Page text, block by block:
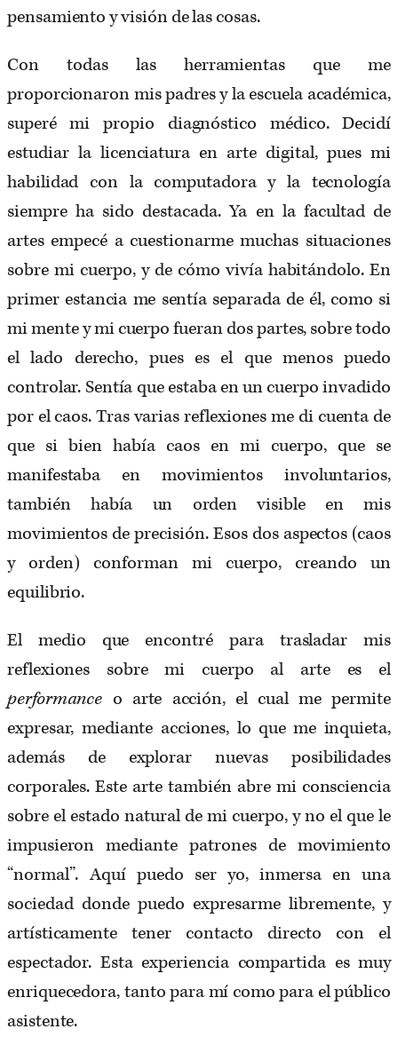
pensamiento y visión de las cosas.
Con todas las herramientas que me
proporcionaron mis padres y la escuela académica,
superé mi propio diagnóstico médico. Decidí
estudiar la licenciatura en arte digital, pues mi
habilidad con la computadora y la tecnología
siempre ha sido destacada. Ya en la facultad de
artes empecé a cuestionarme muchas situaciones
sobre mi cuerpo, y de cómo vivía habitándolo. En
primer estancia me sentía separada de él, como si
mi mente y mi cuerpo fueran dos partes, sobre todo
el lado derecho, pues es el que menos puedo
controlar. Sentía que estaba en un cuerpo invadido
por el caos. Tras varias reflexiones me di cuenta de
que si bien había caos en mi cuerpo, que se
manifestaba en movimientos involuntarios,
también había un orden visible en mis
movimientos de precisión. Esos dos aspectos (caos
y orden) conforman mi cuerpo, creando un
equilibrio.
El medio que encontré para trasladar mis
reflexiones sobre mi cuerpo al arte es el
performance o arte acción, el cual me permite
expresar, mediante acciones, lo que me inquieta,
además de explorar nuevas posibilidades
corporales. Este arte también abre mi consciencia
sobre el estado natural de mi cuerpo, y no el que le
impusieron mediante patrones de movimiento
“normal”. Aquí puedo ser yo, inmersa en una
sociedad donde puedo expresarme libremente, y
artísticamente tener contacto directo con el
espectador. Esta experiencia compartida es muy
enriquecedora, tanto para mí como para el público
asistente.